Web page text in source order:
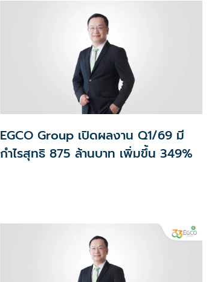
EGCO Group เปิดผลงาน Q1/69 มี
กำไรสุทธิ 875 ล้านบาท เพิ่มขึ้น 349%